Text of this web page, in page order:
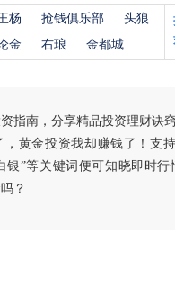
杨 抢钱俱乐部
头狼
金 右琅 金都城
指南，分享精品投资理财诀
，黄金投资我却赚钱了！支
银”等关键词便可知晓即时
？